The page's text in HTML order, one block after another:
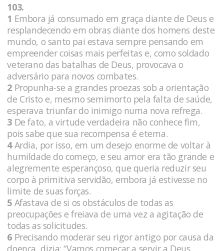
103.
1 Embora já consumado em graça diante de Deus e
resplandecendo em obras diante dos homens deste
mundo, o santo pai estava sempre pensando em
empreender coisas mais perfeitas e, como soldado
veterano das batalhas de Deus, provocava o
adversário para novos combates.
2 Propunha-se a grandes proezas sob a orientação
de Cristo e, mesmo semimorto pela falta de saúde,
esperava triunfar do inimigo numa nova refrega.
3 De fato, a virtude verdadeira não conhece fim,
pois sabe que sua recompensa é eterna.
4Ardia, por isso, em um desejo enorme de voltar à
humildade do começo, e seu amor era tão grande e
alegremente esperançoso, que queria reduzir seu
corpo à primitiva servidão, embora já estivesse no
limite de suas forças.
5 Afastava de si os obstáculos de todas as
preocupações e freiava de uma vez a agitação de
todas as solicitudes.
6 Precisando moderar seu rigor antigo por causa da
doença, dizia: “Vamos começar a servir a Deus,